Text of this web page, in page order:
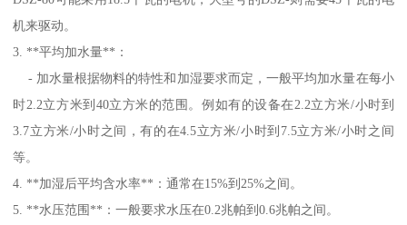
机来驱动。
3. **平均加水量**：
- 加水量根据物料的特性和加湿要求而定，一般平均加水量在每小
时2.2立方米到40立方米的范围。例如有的设备在2.2立方米/小时到
3.7立方米/小时之间，有的在4.5立方米/小时到7.5立方米/小时之间
等。
4. **加湿后平均含水率**：通常在15%到25%之间。
5. **水压范围**：一般要求水压在0.2兆帕到0.6兆帕之间。